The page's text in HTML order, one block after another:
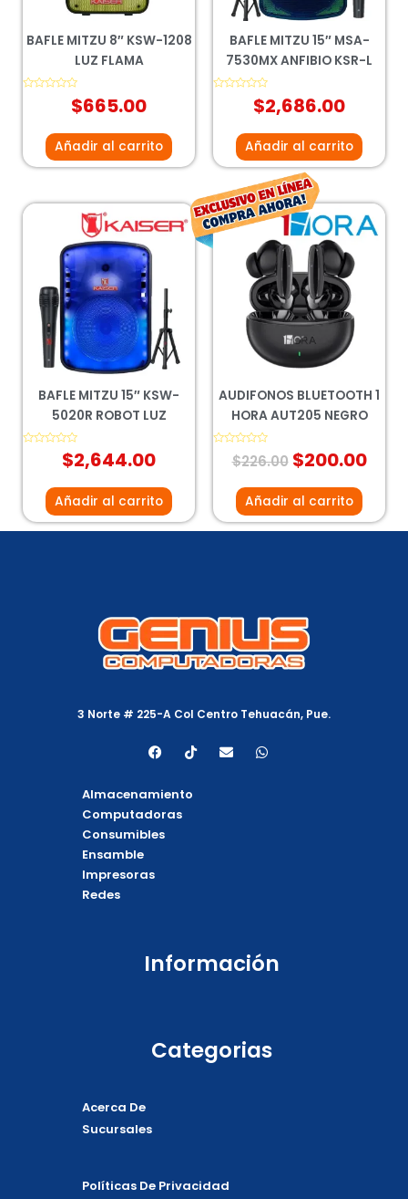
BAFLE MITZU 8″ KSW-1208
LUZ FLAMA
$665.00
Añadir al carrito
BAFLE MITZU 15″ MSA-
7530MX ANFIBIO KSR-L
$2,686.00
Añadir al carrito
BAFLE MITZU 15″ KSW-
5020R ROBOT LUZ
$2,644.00
Añadir al carrito
AUDIFONOS BLUETOOTH 1
HORA AUT205 NEGRO
Valorado
$226.00
El
precio
original
era:
$226.00.
$200.00
El
Añadir al carrito
3 Norte # 225-A Col Centro Tehuacán, Pue.
F
a
e
b
o
k
T
i
o
E
n
W
h
Almacenamiento
Computadoras
Consumibles
Ensamble
Impresoras
Redes
Información
Categorias
Acerca De
Sucursales
Políticas De Privacidad